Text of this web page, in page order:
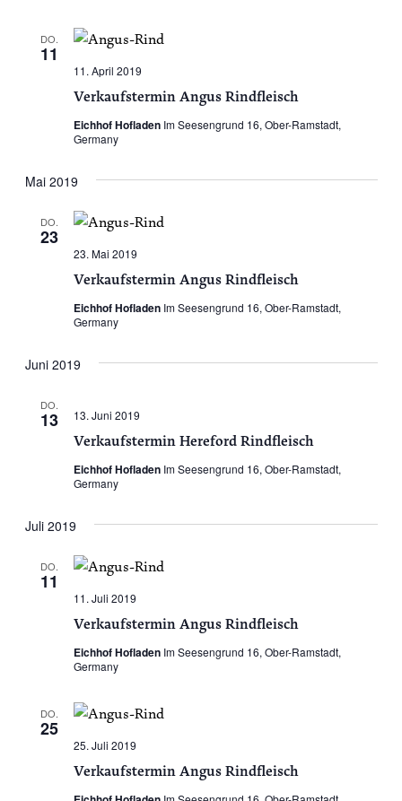
DO.
11
Verkaufstermin Angus Rindfleisch
11. April 2019
Eichhof Hofladen Im Seesengrund 16, Ober-Ramstadt,
Germany
Mai 2019
DO.
23
Verkaufstermin Angus Rindfleisch
23. Mai 2019
Eichhof Hofladen Im Seesengrund 16, Ober-Ramstadt,
Germany
Juni 2019
DO.
13
Verkaufstermin Hereford Rindfleisch
13. Juni 2019
Eichhof Hofladen Im Seesengrund 16, Ober-Ramstadt,
Germany
Juli 2019
DO.
11
Verkaufstermin Angus Rindfleisch
11. Juli 2019
Eichhof Hofladen Im Seesengrund 16, Ober-Ramstadt,
Germany
DO.
25
Verkaufstermin Angus Rindfleisch
25. Juli 2019